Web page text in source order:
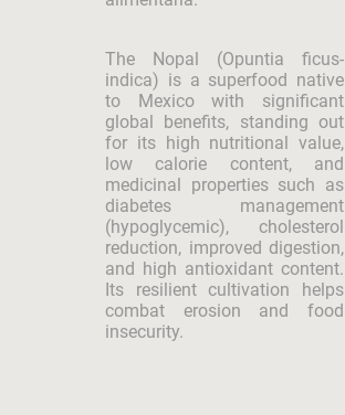
The Nopal (Opuntia ficus-
indica) is a superfood native
to Mexico with significant
global benefits, standing out
for its high nutritional value,
low calorie content, and
medicinal properties such as
diabetes management
(hypoglycemic), cholesterol
reduction, improved digestion,
and high antioxidant content.
Its resilient cultivation helps
combat erosion and food
insecurity.